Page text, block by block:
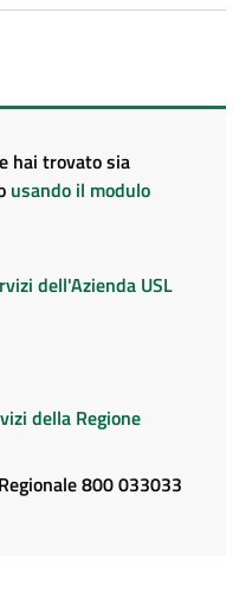
hai trovato sia
usando il modulo
dell'Azienda USL
della Regione
800 033033